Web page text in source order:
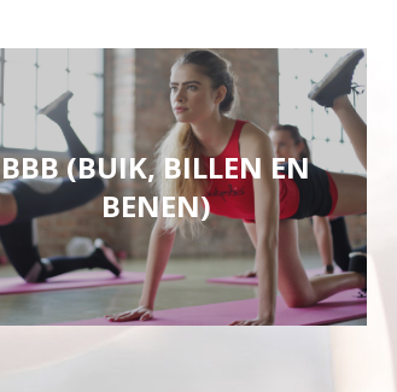
BBB (BUIK, BILLEN EN
BENEN)